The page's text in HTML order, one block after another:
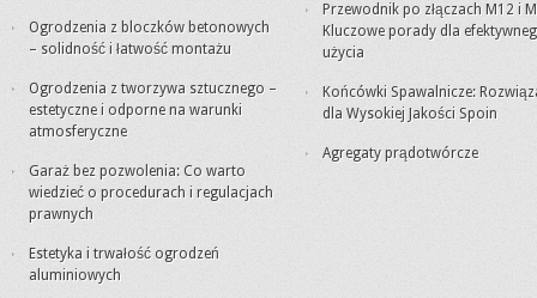
Ogrodzenia z bloczków betonowych
– solidność i łatwość montażu
Ogrodzenia z tworzywa sztucznego –
estetyczne i odporne na warunki
atmosferyczne
Garaż bez pozwolenia: Co warto
wiedzieć o procedurach i regulacjach
prawnych
Estetyka i trwałość ogrodzeń
aluminiowych
Przewodnik po złączach M12 i
Kluczowe porady dla
użycia
Końcówki Spawalnicze:
dla Wysokiej Jakości Spoin
Agregaty prądotwórcze